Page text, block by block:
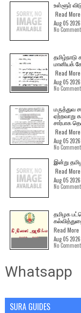
உள்ளூர்
Read More
Aug 05
No
மானியக்
Read More
Aug 05
No
மருத்துவ
ஏற்றவாறு
சார்பாக
Read More
Aug 05
No
இன்று
Read More
Aug 05
No
தமிழக
Read More
Aug 05
No
Whatsapp
SURA GUIDES